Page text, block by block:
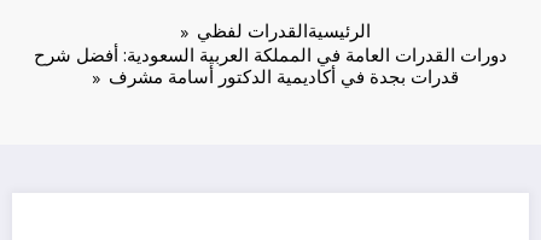
الرئيسيةالقدرات لفظي
دورات القدرات العامة في المملكة العربية السعودية: أفضل شرح
قدرات بجدة في أكاديمية الدكتور أسامة مشرف